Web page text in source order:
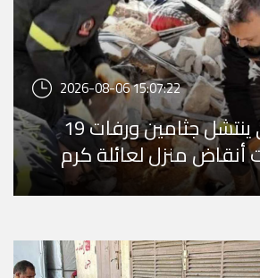
2026-08-06 15:07:22
الدفاع المدني ينتشل جثامين ورفات 19
منزل لعائلة كرم
...